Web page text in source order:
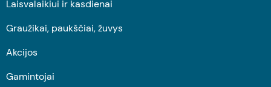
Laisvalaikiui ir kasdienai
Graužikai, paukščiai, žuvys
Akcijos
Gamintojai